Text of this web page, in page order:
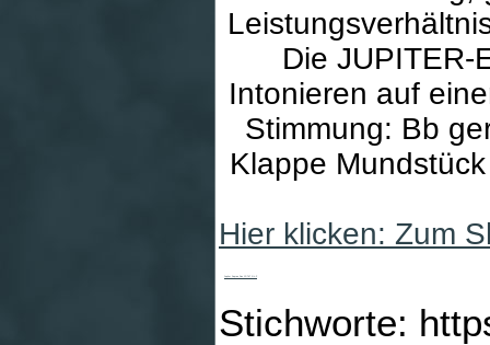
Die JUPITER-
Intonieren auf
Stimmung: Bb
Klappe
Hier klicken: Zum
Stichworte: